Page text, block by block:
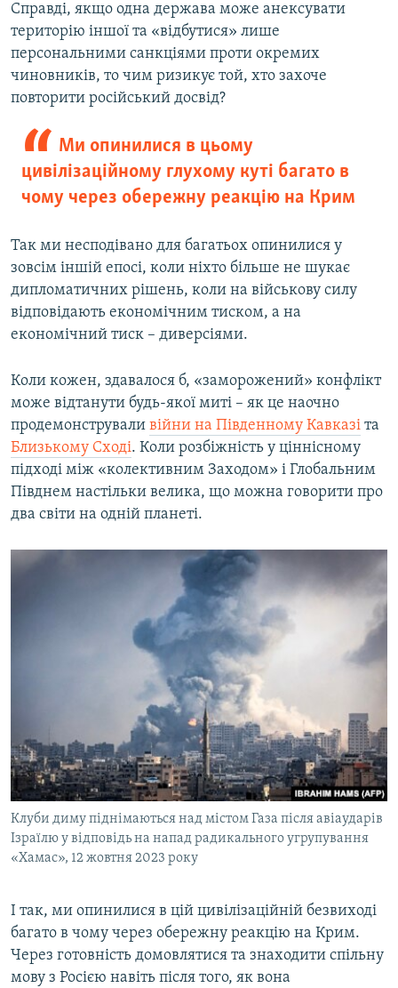
Справді, якщо одна держава може анексувати
територію іншої та «відбутися» лише
персональними санкціями проти окремих
чиновників, то чим ризикує той, хто захоче
повторити російський досвід?
Ми опинилися в цьому
цивілізаційному глухому куті багато в
чому через обережну реакцію на Крим
Так ми несподівано для багатьох опинилися у
зовсім іншій епосі, коли ніхто більше не шукає
дипломатичних рішень, коли на військову силу
відповідають економічним тиском, а на
економічний тиск – диверсіями.
Коли кожен, здавалося б, «заморожений» конфлікт
може відтанути будь-якої миті – як це наочно
продемонстрували війни на Південному Кавказі та
Близькому Сході. Коли розбіжність у ціннісному
підході між «колективним Заходом» і Глобальним
Півднем настільки велика, що можна говорити про
два світи на одній планеті.
Клуби диму піднімаються над містом Газа після авіаударів
Ізраїлю у відповідь на напад радикального угрупування
«Хамас», 12 жовтня 2023 року
І так, ми опинилися в цій цивілізаційній безвиході
багато в чому через обережну реакцію на Крим.
Через готовність домовлятися та знаходити спільну
мову з Росією навіть після того, як вона